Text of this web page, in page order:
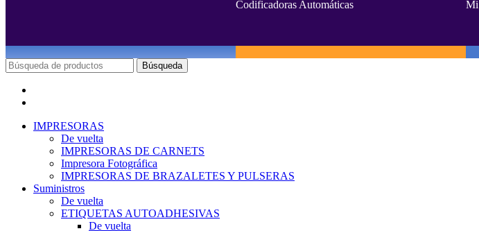
Codificadoras Automáticas
Mi
Búsqueda
IMPRESORAS
De vuelta
IMPRESORAS DE CARNETS
Impresora Fotográfica
IMPRESORAS DE BRAZALETES Y PULSERAS
Suministros
De vuelta
ETIQUETAS AUTOADHESIVAS
De vuelta